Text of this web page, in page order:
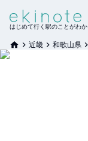
はじめて行く駅のことがわ
近畿 和歌山県